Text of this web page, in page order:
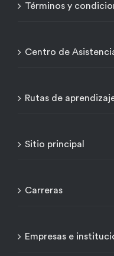
Términos y
Centro de
Rutas de
Sitio principal
Carreras
Empresas e